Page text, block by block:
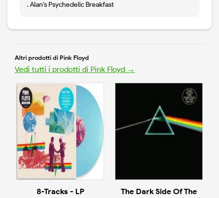
. Alan's Psychedelic Breakfast
Altri prodotti di Pink Floyd
Vedi tutti i prodotti di Pink Floyd →
8-Tracks - LP
The Dark Side Of The